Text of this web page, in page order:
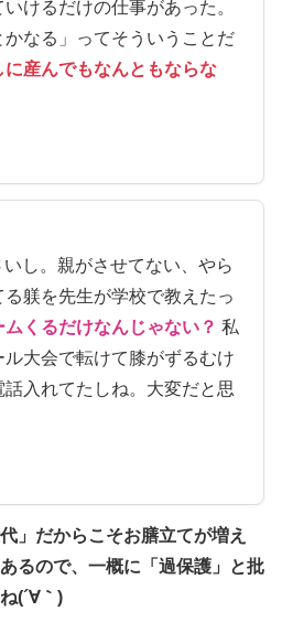
けるだけの仕事があった。
なる」ってそういうことだ
に産んでもなんともならな
し。親がさせてない、やら
躾を先生が学校で教えたっ
くるだけなんじゃない？ 私
大会で転けて膝がずるむけ
入れてたしね。大変だと思
」だからこそお膳立てが増え
るので、一概に「過保護」と批
(´∀｀)